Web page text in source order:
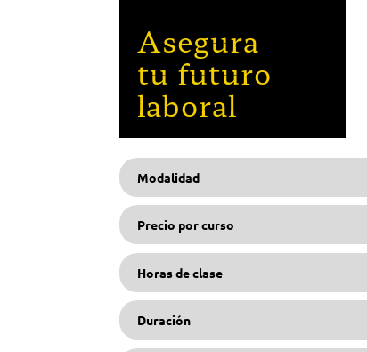
Asegura
tu futuro
laboral
Modalidad
Precio por curso
Horas de clase
Duración